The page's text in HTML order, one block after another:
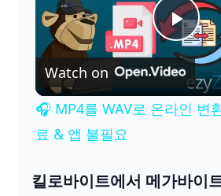
P
y
Watch on
🎧 MP4를 WAV로 온라인 변
료 & 앱 불필요
킬로바이트에서 메가바이